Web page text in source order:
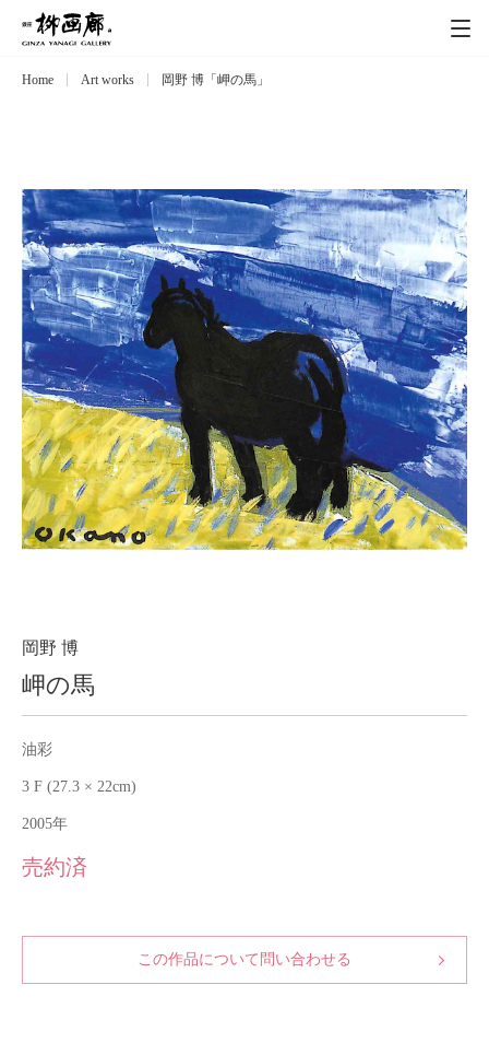
Exhibitions
Artists 作家
Art works 作品一覧
Catalog カタログ
Schedule スケジュール
About 会社案内
Contact
Purchase assessment
Home Art works 岡野 博「岬の馬」
岡野 博
岬の馬
油彩
3 F (27.3 × 22cm)
2005年
売約済
この作品について問い合わせる